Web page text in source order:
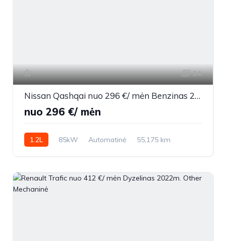
14
Nissan Qashqai nuo 296 €/ mėn Benzinas 2018m. Visureigis Automatinė
nuo 296 €/ mėn
1.2L 85kW Automatinė
55,175 km